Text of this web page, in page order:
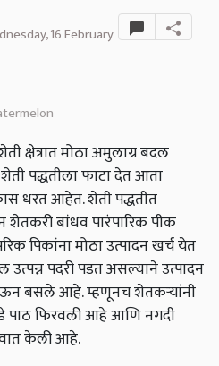
16 February
क्षेत्रात मोठा अमुलाग्र बदल
पद्धतीला फाटा देत आता
धरत आहेत. शेती पद्धतीत
बांधव पारंपारिक पीक
पिकांना मोठा उत्पादन खर्च येत
पदरी पडत असल्याने उत्पादन
बसले आहे. म्हणूनच शेतकऱ्यांनी
पाठ फिरवली आहे आणि नगदी
केली आहे.